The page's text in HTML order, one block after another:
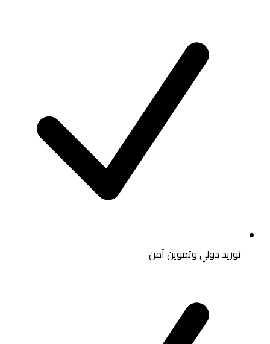
توريد دولي وتموين آمن